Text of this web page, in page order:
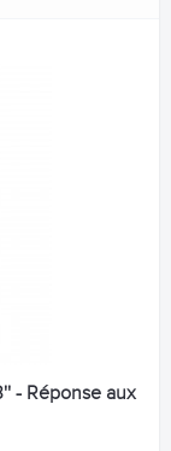
- Réponse aux